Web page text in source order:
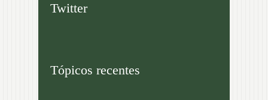
Twitter
Tópicos recentes